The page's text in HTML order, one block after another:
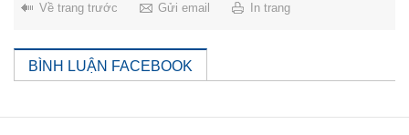
Về trang trước Gửi email In trang
BÌNH LUẬN FACEBOOK